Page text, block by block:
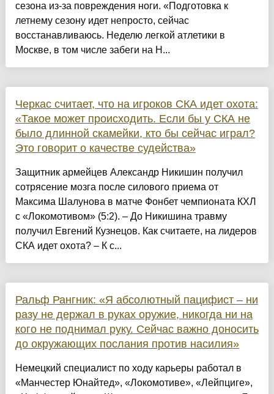
сезона из-за повреждения ноги. «Подготовка к
летнему сезону идет непросто, сейчас
восстанавливаюсь. Неделю легкой атлетики в
Москве, в том числе забеги на Н...
Черкас считает, что на игроков СКА идет охота:
«Такое может происходить. Если бы у СКА не
было длинной скамейки, кто бы сейчас играл?
Это говорит о качестве судейства»
Защитник армейцев Александр Никишин получил
сотрясение мозга после силового приема от
Максима Шалунова в матче Фонбет чемпионата КХЛ
с «Локомотивом» (5:2). – До Никишина травму
получил Евгений Кузнецов. Как считаете, на лидеров
СКА идет охота? – К с...
Ральф Рангник: «Я абсолютный пацифист – ни
разу не держал в руках оружие, никогда ни на
кого не поднимал руку. Сейчас важно доносить
до окружающих послания против насилия»
Немецкий специалист по ходу карьеры работал в
«Манчестер Юнайтед», «Локомотиве», «Лейпциге»,